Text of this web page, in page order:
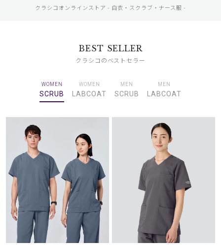
クラシコオンラインストア - 白衣・スクラブ・ナース服 -
BEST SELLER
クラシコのベストセラー
WOMEN
SCRUB
WOMEN
LABCOAT
MEN
SCRUB
MEN
LABCOAT